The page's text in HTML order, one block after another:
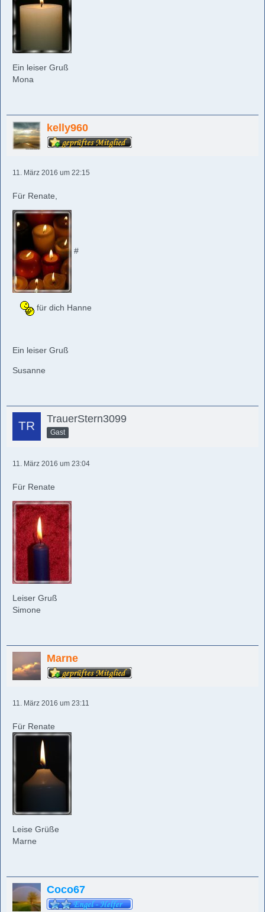
Ein leiser Gruß
Mona
kelly960
11. März 2016 um 22:15
Für Renate,
#
für dich Hanne
Ein leiser Gruß
Susanne
TrauerStern3099
Gast
11. März 2016 um 23:04
Für Renate
Leiser Gruß
Simone
Marne
11. März 2016 um 23:11
Für Renate
Leise Grüße
Marne
Coco67